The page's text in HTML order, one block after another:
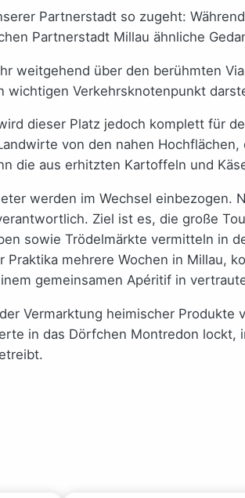
Partnerstadt so zugeht:
Partnerstadt Millau ähnliche
weitgehend über den berühmten
wichtigen Verkehrsknotenpunkt
dieser Platz jedoch komplett für
von den nahen
die aus erhitzten Kartoffeln und
werden im Wechsel
Ziel ist es, die große
sowie Trödelmärkte vermitteln in
mehrere Wochen in Millau,
gemeinsamen Apéritif in
Vermarktung heimischer
in das Dörfchen Montredon